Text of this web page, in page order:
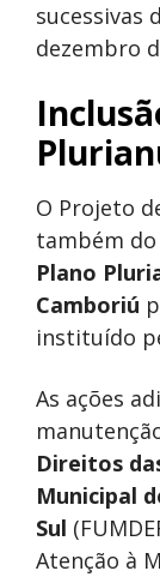
sucessivas
dezembro
O Projeto
também do
Plano
Camboriú
instituído
As ações
Direitos
Municipal
Sul
Atenção à